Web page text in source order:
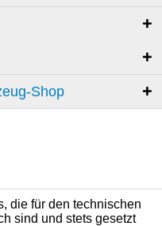
Shop
die für den technischen
sind und stets gesetzt